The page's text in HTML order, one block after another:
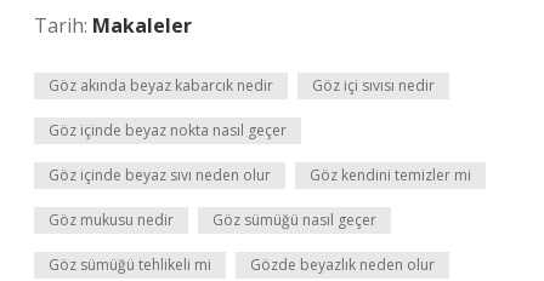
Tarih: Makaleler
Göz akında beyaz kabarcık nedir Göz içi sıvısı nedir
Göz içinde beyaz nokta nasıl geçer
Göz içinde beyaz sıvı neden olur Göz kendini temizler mi
Göz mukusu nedir Göz sümüğü nasıl geçer
Göz sümüğü tehlikeli mi Gözde beyazlık neden olur